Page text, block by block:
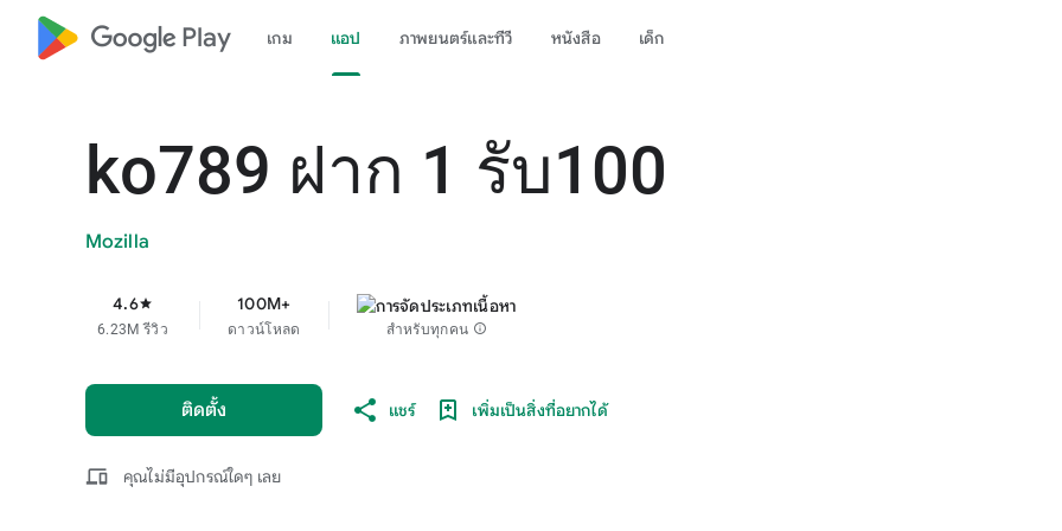
google_logo Play เกม แอป ภาพยนตร์และทีวี หนังสือ เด็ก
ko789 ฝาก 1 รับ100
Mozilla
4.6star
6.23M รีวิว
100M+
ดาวน์โหลด สำหรับทุกคน info
ติดตั้ง แชร์ เพิ่มเป็นสิ่งที่อยากได้
devices คุณไม่มีอุปกรณ์ใดๆ เลย